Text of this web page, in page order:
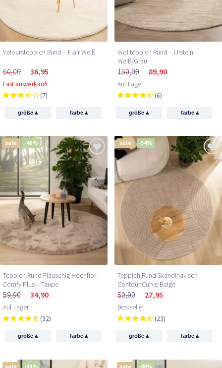
Veloursteppich Rund – Flair Weiß
60,00 36,95
Fast ausverkauft
(7)
größe▴ farbe ▴
Wollteppich Rund – Ulstein
Weiß/Grau
150,00 89,90
Auf Lager
(6)
größe▴ farbe ▴
sale -45%
Teppich Rund Flauschig Hochflor –
Comfy Plus – Taupe
59,90 34,90
Auf Lager
(32)
größe▴ farbe ▴
sale -54%
Teppich Rund Skandinavisch –
Contour Curve Beige
60,00 27,95
Bestseller
(23)
größe▴ farbe ▴
sale -33% sale -40%